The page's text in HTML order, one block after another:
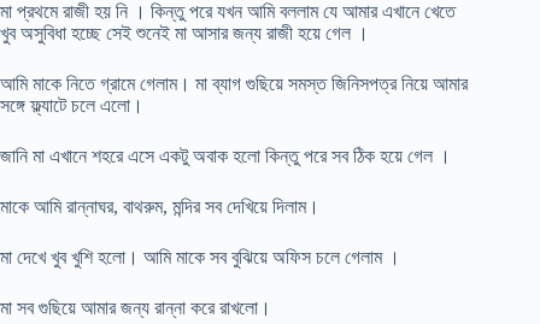
মা প্রথমে রাজী হয় নি । কিন্তু পরে যখন আমি বললাম যে আমার এখানে খেতে
খুব অসুবিধা হচ্ছে সেই শুনেই মা আসার জন্য রাজী হয়ে গেল ।
আমি মাকে নিতে গ্রামে গেলাম। মা ব্যাগ গুছিয়ে সমস্ত জিনিসপত্র নিয়ে আমার
সঙ্গে ফ্ল্যাটে চলে এলো।
জানি মা এখানে শহরে এসে একটু অবাক হলো কিন্তু পরে সব ঠিক হয়ে গেল ।
মাকে আমি রান্নাঘর, বাথরুম, মন্দির সব দেখিয়ে দিলাম।
মা দেখে খুব খুশি হলো। আমি মাকে সব বুঝিয়ে অফিস চলে গেলাম ।
মা সব গুছিয়ে আমার জন্য রান্না করে রাখলো।